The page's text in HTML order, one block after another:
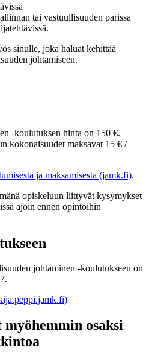
tai vastuullisuuden parissa
sinulle, joka haluat kehittää
johtamiseen.
-koulutuksen hinta on 150 €.
kokonaisuudet maksavat 15 € /
ja maksamisesta (jamk.fi).
opiskeluun liittyvät kysymykset
ajoin ennen opintoihin
johtaminen -koulutukseen on
osaksi